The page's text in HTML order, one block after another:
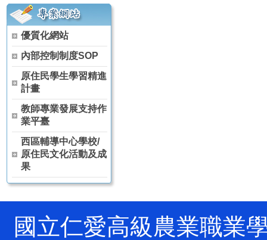
【115學年度升學榜單】恭喜 觀光事業科 林侑宏【甄審入學】錄取
115年全國中等學校運動會 高女組軟式網球雙打(林雨柔、陳芊羽)
狂賀～本校原舞社參加114學年度全國學生舞蹈比賽決賽 榮獲 高
狂賀～114學年度 全國農業類技藝競賽 農場經營職種 農經科 林彥
狂賀～114學年度 全國家事技藝競賽 膳食製作職種 家政科 羅芷晴
狂賀～114學年度 全國家事技藝競賽 膳食製作職種 家政科 陳葦婕
狂賀～本校原舞社 參加 114學年度全國學生舞蹈比賽南投縣初賽
狂賀～恭喜 農經科 阮卡娜、陳詠巡、馬昱仁、徐孟佐 參加2025全
狂賀～恭喜 農經科 林宏睿、林彥丞、吳秉原 參加2025興大盃全國
賀!!!農經科榮獲114年高中以下食農教育教案競賽科技樂農組佳作
賀!!!本校農經科教師團隊榮獲114年杏壇芬芳獎(團體組)
優質化網站
內部控制制度SOP
原住民學生學習精進
計畫
教師專業發展支持作
業平臺
西區輔導中心學校/
原住民文化活動及成
果
國立仁愛高級農業職業